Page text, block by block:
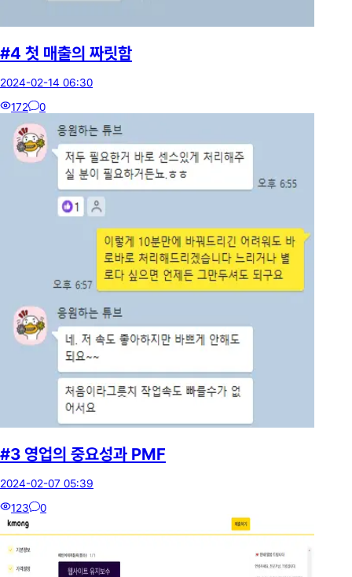
#4 첫 매출의 짜릿함
2024-02-14 06:30
172
0
#3 영업의 중요성과 PMF
2024-02-07 05:39
123
0